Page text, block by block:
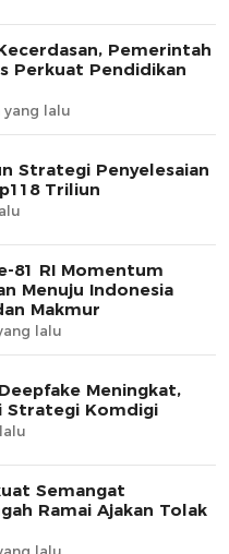
Pemerintah
Perkuat Pendidikan
yang lalu
Strategi Penyelesaian
Triliun
81 RI Momentum
Menuju Indonesia
Makmur
lalu
Meningkat,
Strategi Komdigi
Semangat
Ramai Ajakan Tolak
lalu